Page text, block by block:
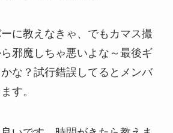
に教えなきゃ、でもカマス撮
邪魔しちゃ悪いよな～最後ギ
な？試行錯誤してるとメンバ
す。